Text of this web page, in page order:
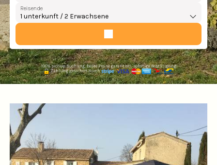
Reisende
1 unterkunft /2 Erwachsene
100% sichere Buchung, beste Preise garantiert, sofortige Bestätigung
Zahlung gesichert durch